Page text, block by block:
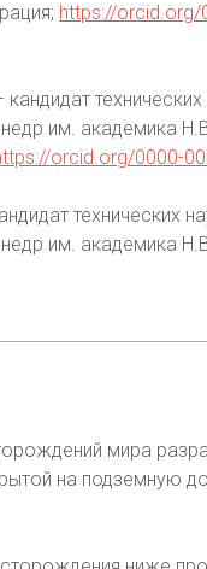
https://orcid.org/
кандидат
им. академика
orcid.org/0000-
технических
им. академика
мира
на подземную